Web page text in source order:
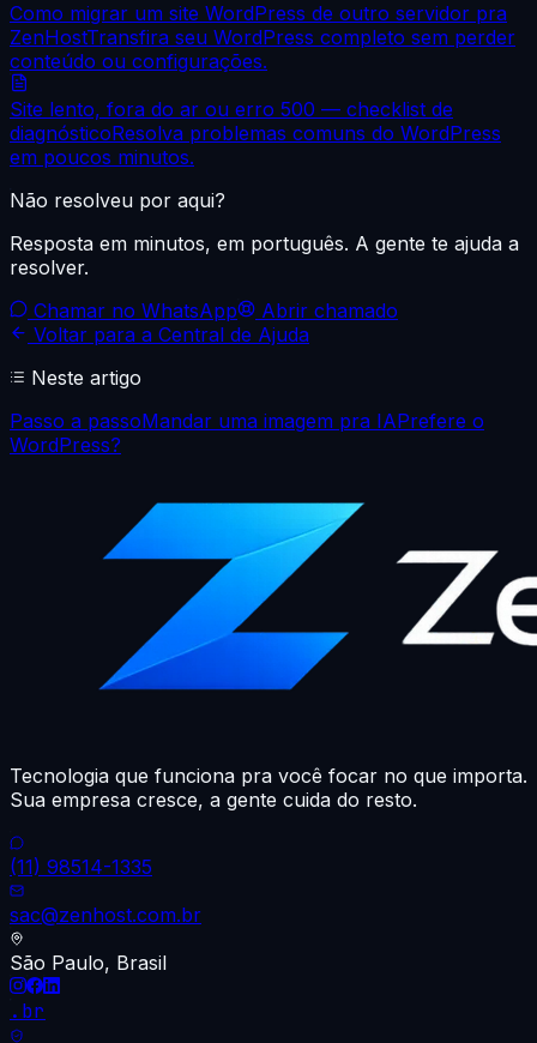
Como migrar um site WordPress de outro servidor pra
ZenHostTransfira seu WordPress completo sem perder
conteúdo ou configurações.
Site lento, fora do ar ou erro 500 — checklist de
diagnósticoResolva problemas comuns do WordPress
em poucos minutos.
Não resolveu por aqui?
Resposta em minutos, em português. A gente te ajuda a
resolver.
Chamar no WhatsApp
Abrir chamado
Voltar para a Central de Ajuda
Neste artigo
Passo a passoMandar uma imagem pra IAPrefere o
WordPress?
Tecnologia que funciona pra você focar no que importa.
Sua empresa cresce, a gente cuida do resto.
(11) 98514-1335
sac@zenhost.com.br
São Paulo, Brasil
.br